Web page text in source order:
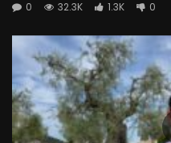
0 32.3K 1.3K 0